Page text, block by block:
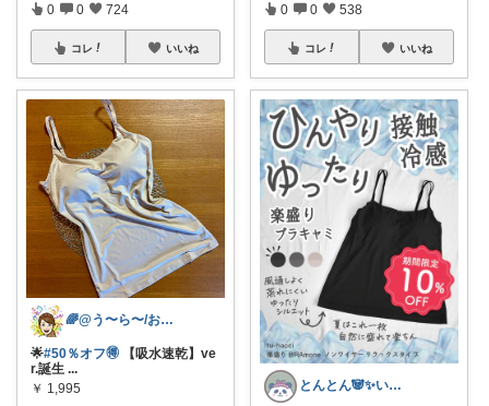
0 0 724
コレ いいね
🌈@う〜ら〜/お得✨美味しい✨素敵✨
🌟#50％オフ🉐 【吸水速乾】ve
r.誕生 ...
￥ 1,995
0 0 538
コレ いいね
とんとん🐼✨いいねに感謝です🙇‍♀️